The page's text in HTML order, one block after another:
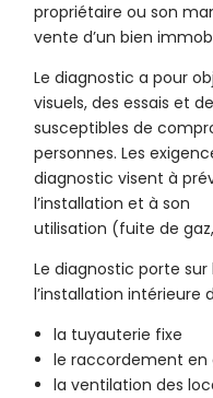
propriétaire ou son
vente d’un bien
Le diagnostic a pour
visuels, des essais et
susceptibles de
personnes. Les
diagnostic visent à
l’installation et à son
utilisation (fuite de
Le diagnostic porte
l’installation intérieure
la tuyauterie fixe
le raccordement en
la ventilation des